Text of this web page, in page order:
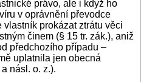
právo, ale i když ho
v oprávnění převodce
prokázat ztrátu věci
činem (§ 15 tr. zák.), aniž
předchozího případu –
uplatnila jen obecná
násl. o. z.).